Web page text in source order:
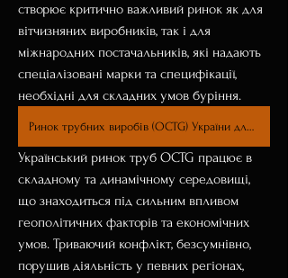
створює критично важливий ринок як для
вітчизняних виробників, так і для
міжнародних постачальників, які надають
спеціалізовані марки та специфікації,
необхідні для складних умов буріння.
Ринок трубних виробів (OCTG) України для нафтової галузі
Український ринок труб OCTG працює в
складному та динамічному середовищі,
що знаходиться під сильним впливом
геополітичних факторів та економічних
умов. Триваючий конфлікт, безсумнівно,
порушив діяльність у певних регіонах,